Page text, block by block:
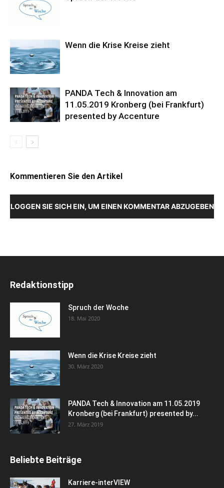
Wenn die Krise Kreise zieht
PANDA Tech & Innovation am
11.05.2019 Kronberg (bei Frankfurt)
presented by Accenture
Kommentieren Sie den Artikel
LOGGEN SIE SICH EIN, UM EINEN KOMMENTAR ABZUGEBEN
Redaktionstipp
Spruch der Woche
18. Mai 2020
Wenn die Krise Kreise zieht
30. März 2020
PANDA Tech & Innovation am 11.05.2019
Kronberg (bei Frankfurt) presented by...
27. März 2019
Beliebte Beiträge
Karriere-interVIEW